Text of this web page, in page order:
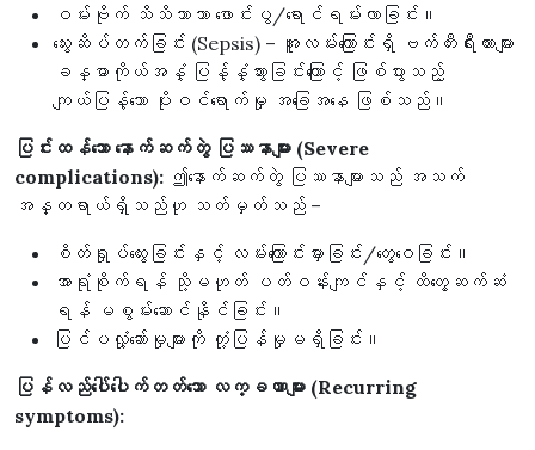
ဝမ်းဗိုက် သိသိသာသာ ဖောင်းပွ/ရောင်ရမ်းလာခြင်း။
သွေးဆိပ်တက်ခြင်း (Sepsis) – အူလမ်းကြောင်းရှိ ဗက်တီးရီးယားများ
ခန္ဓာကိုယ်အနှံ့ ပြန့်နှံ့သွားခြင်းကြောင့် ဖြစ်ပွားသည့်
ကျယ်ပြန့်သော ပိုးဝင်ရောက်မှု အခြေအနေ ဖြစ်သည်။
ပြင်းထန်သော နောက်ဆက်တွဲ ပြဿနာများ (Severe
complications): ဤနောက်ဆက်တွဲ ပြဿနာများသည် အသက်
အန္တရာယ်ရှိသည်ဟု သတ်မှတ်သည် –
စိတ်ရှုပ်ထွေးခြင်းနှင့် လမ်းကြောင်းမှားခြင်း/တွေဝေခြင်း။
အာရုံစိုက်ရန် သို့မဟုတ် ပတ်ဝန်းကျင်နှင့် ထိတွေ့ဆက်ဆံ
ရန် မစွမ်းဆောင်နိုင်ခြင်း။
ပြင်ပလှုံ့ဆော်မှုများကို တုံ့ပြန်မှုမရှိခြင်း။
ပြန်လည်ပေါ်ပေါက်တတ်သော လက္ခဏာများ (Recurring
symptoms):